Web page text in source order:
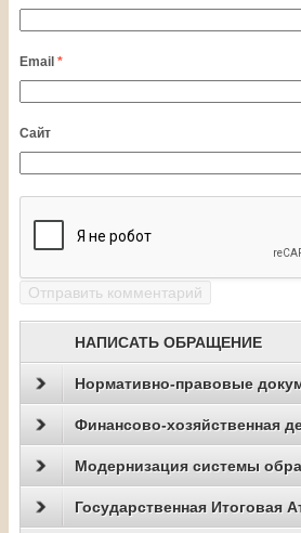
Email *
Сайт
НАПИСАТЬ ОБРАЩЕНИЕ
Нормативно-правовые
Финансово-хозяйственная
Модернизация системы
Государственная Итоговая